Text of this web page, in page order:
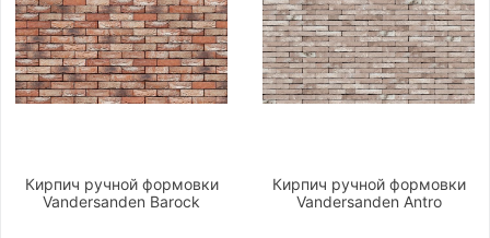
Кирпич ручной формовки
Vandersanden Barock
Кирпич ручной формовки
Vandersanden Antro